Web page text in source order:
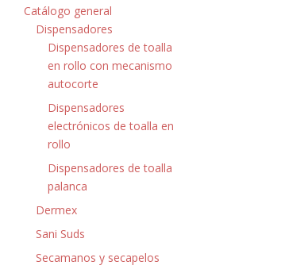
Catálogo general
Dispensadores
Dispensadores de toalla
en rollo con mecanismo
autocorte
Dispensadores
electrónicos de toalla en
rollo
Dispensadores de toalla
palanca
Dermex
Sani Suds
Secamanos y secapelos